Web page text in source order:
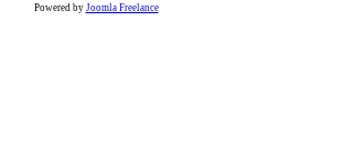
Powered by Joomla Freelance